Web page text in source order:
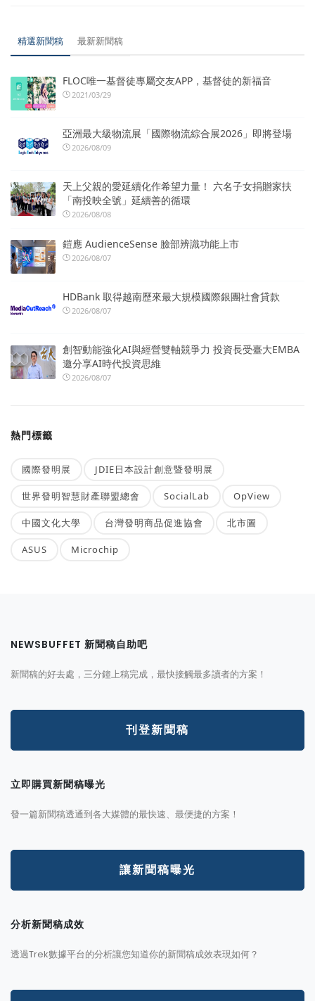
精選新聞稿 最新新聞稿
FLOC唯一基督徒專屬交友APP，基督徒的新福音
2021/03/29
亞洲最大級物流展「國際物流綜合展2026」即將登場
2026/08/09
天上父親的愛延續化作希望力量！ 六名子女捐贈家扶
「南投映全號」延續善的循環
2026/08/08
鎧應 AudienceSense 臉部辨識功能上市
2026/08/07
HDBank 取得越南歷來最大規模國際銀團社會貸款
2026/08/07
創智動能強化AI與經營雙軸競爭力 投資長受臺大EMBA
邀分享AI時代投資思維
2026/08/07
熱門標籤
國際發明展 JDIE日本設計創意暨發明展
世界發明智慧財產聯盟總會 SocialLab OpView
中國文化大學 台灣發明商品促進協會 北市圖
ASUS Microchip
NEWSBUFFET 新聞稿自助吧
新聞稿的好去處，三分鐘上稿完成，最快接觸最多讀者的方案！
刊登新聞稿
立即購買新聞稿曝光
發一篇新聞稿透通到各大媒體的最快速、最便捷的方案！
讓新聞稿曝光
分析新聞稿成效
透過Trek數據平台的分析讓您知道你的新聞稿成效表現如何？